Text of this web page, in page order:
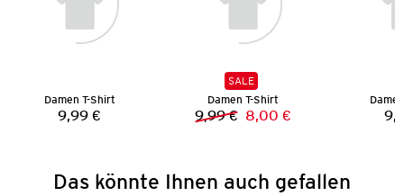
Damen T-Shirt
Preis:
9,99 €
SALE
Damen T-Shirt
Vorheriger Preis:
9,99 € Neuer Preis:
8,00 €
Das könnte Ihnen auch gefallen